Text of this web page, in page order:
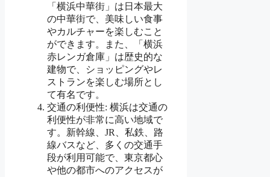
「横浜中華街」は日本最大
の中華街で、美味しい食事
やカルチャーを楽しむこと
ができます。また、「横浜
赤レンガ倉庫」は歴史的な
建物で、ショッピングやレ
ストランを楽しむ場所とし
て有名です。
交通の利便性: 横浜は交通の
利便性が非常に高い地域で
す。新幹線、JR、私鉄、路
線バスなど、多くの交通手
段が利用可能で、東京都心
や他の都市へのアクセスが